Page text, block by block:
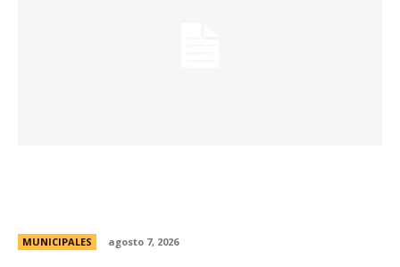
MUNICIPALES agosto 7, 2026